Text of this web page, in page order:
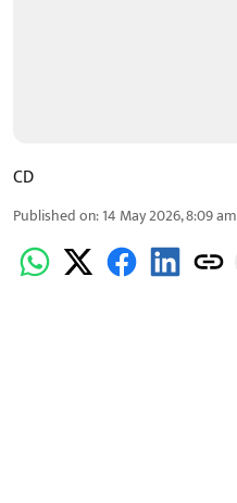
CD
Published on:14 May 2026, 8:09 am